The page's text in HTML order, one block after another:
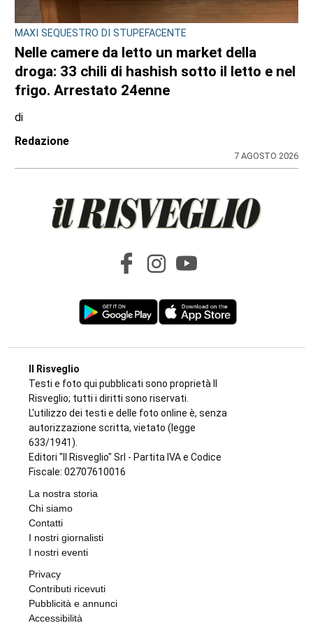
CRONACA
Bimba a rischio e degrado sulla provinciale:
la svolta. Mamma e neonata portate in una
località protetta
di
Redazione
BORGARO TORINESE
Casa della Salute in ritardo sul Pnrr: stop ai
lavori per l’amianto, ditta messa in mora
dal Comune
Stefano Tubia